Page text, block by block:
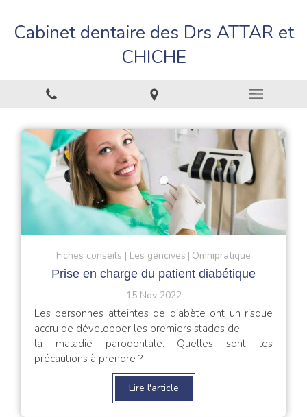
Cabinet dentaire des Drs ATTAR et
CHICHE
Fiches conseils Les gencives Omnipratique
Prise en charge du patient diabétique
15 Nov 2022
Les personnes atteintes de diabète ont un risque
accru de développer les premiers stades de
la maladie parodontale. Quelles sont les
précautions à prendre ?
Lire l'article